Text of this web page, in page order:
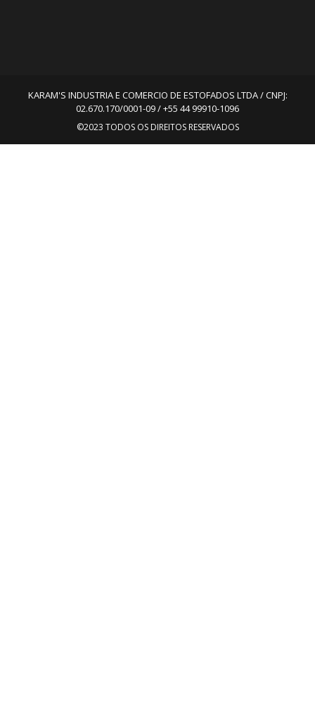
©2023 TODOS OS DIREITOS RESERVADOS
KARAM'S INDUSTRIA E COMERCIO DE ESTOFADOS LTDA / CNPJ:
02.670.170/0001-09 / +55 44 99910-1096